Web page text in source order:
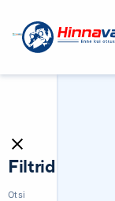
Filtrid
Otsi